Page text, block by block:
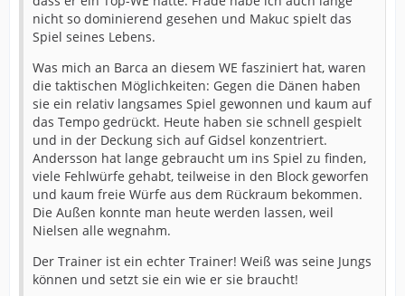
nicht so dominierend gesehen und Makuc spielt das
Spiel seines Lebens.
Was mich an Barca an diesem WE fasziniert hat, waren
die taktischen Möglichkeiten: Gegen die Dänen haben
sie ein relativ langsames Spiel gewonnen und kaum auf
das Tempo gedrückt. Heute haben sie schnell gespielt
und in der Deckung sich auf Gidsel konzentriert.
Andersson hat lange gebraucht um ins Spiel zu finden,
viele Fehlwürfe gehabt, teilweise in den Block geworfen
und kaum freie Würfe aus dem Rückraum bekommen.
Die Außen konnte man heute werden lassen, weil
Nielsen alle wegnahm.
Der Trainer ist ein echter Trainer! Weiß was seine Jungs
können und setzt sie ein wie er sie braucht!